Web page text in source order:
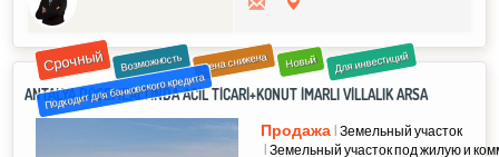
Срочный Возможность Цена снижена Новый Для инвестиций
Подходит для банковского кредита
ANTALYA DÖŞEMEALTINDA ACİL TİCARİ+KONUT İMARLI VİLLALIK ARSA
Продажа Земельный участок
Земельный участок под жилую и